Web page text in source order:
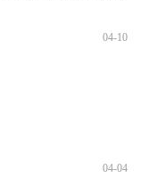
04-10
04-04